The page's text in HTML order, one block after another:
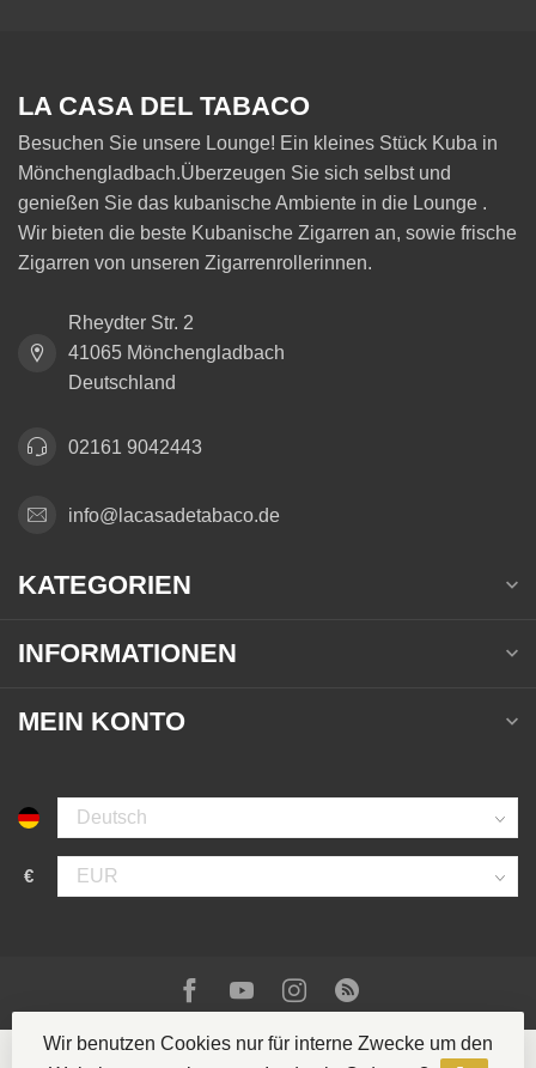
LA CASA DEL TABACO
Besuchen Sie unsere Lounge! Ein kleines Stück Kuba in
Mönchengladbach.Überzeugen Sie sich selbst und
genießen Sie das kubanische Ambiente in die Lounge .
Wir bieten die beste Kubanische Zigarren an, sowie frische
Zigarren von unseren Zigarrenrollerinnen.
Rheydter Str. 2
41065 Mönchengladbach
Deutschland
02161 9042443
info@lacasadetabaco.de
KATEGORIEN
INFORMATIONEN
MEIN KONTO
€
Wir benutzen Cookies nur für interne Zwecke um den